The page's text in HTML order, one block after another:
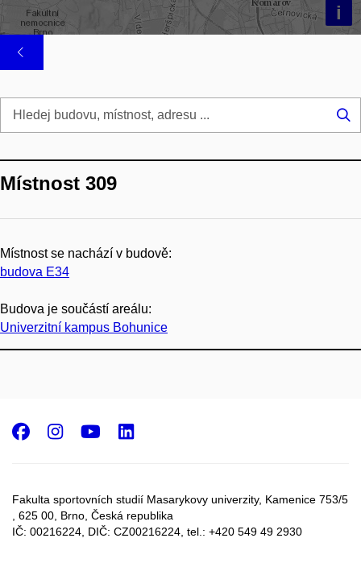
i
Místnost 309
Místnost se nachází v budově:
budova E34
Budova je součástí areálu:
Univerzitní kampus Bohunice
Fakulta sportovních studií Masarykovy univerzity, Kamenice 753/5​
, 625 00, Brno, Česká republika
IČ: 00216224, DIČ: CZ00216224, tel.: +420 549 49 2930
Facebook
Instagram
Youtube